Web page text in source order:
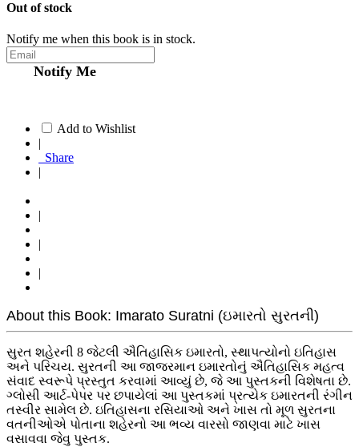
Out of stock
Notify me when this book is in stock.
Notify Me
Add to Wishlist
Share
About this Book: Imarato Suratni (ઇમારતો સુરતની)
સુરત શહેરની 8 જેટલી ઐતિહાસિક ઇમારતો, સ્થાપત્યોનો ઇતિહાસ
અને પરિચય. સુરતની આ જાજરમાન ઇમારતોનું ઐતિહાસિક મહત્વ
સંવાદ સ્વરૂપે પ્રસ્તુત કરવામાં આવ્યું છે, જે આ પુસ્તકની વિશેષતા છે.
ગ્લોસી આર્ટ-પેપર પર છપાયેલાં આ પુસ્તકમાં પ્રત્યેક ઇમારતની રંગીન
તસ્વીર સામેલ છે. ઇતિહાસના રસિયાઓ અને ખાસ તો મૂળ સુરતના
વતનીઓએ પોતાના શહેરનો આ ભવ્ય વારસો જાણવા માટે ખાસ
વસાવવા જેવુ પુસ્તક.